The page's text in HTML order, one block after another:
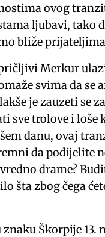
ovog
ljubavi, tako
bliže
Merkur
svima da se
je zauzeti se
sve trolove i loše
danu, ovaj
da podijelite
drame?
šta zbog čega
znaku Škorpije 13.